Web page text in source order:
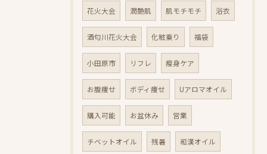
花火大会 潤艶肌 肌モチモチ 浴衣
酒匂川花火大会 化粧乗り 福袋
小田原市 リフレ 瘦身ケア
お腹痩せ ボディ痩せ Uアロマオイル
購入可能 お盆休み 営業
チベットオイル 残暑 和漢オイル